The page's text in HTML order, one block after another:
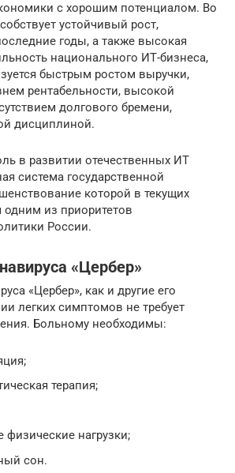
с хорошим потенциалом. Во
устойчивый рост,
годы, а также высокая
национального ИТ-бизнеса,
быстрым ростом выручки,
рентабельности, высокой
долгового бремени,
дисциплиной.
в развитии отечественных ИТ
система государственной
которой в текущих
одним из приоритетов
России.
«Цербер»
«Цербер», как и другие его
легких симптомов не требует
Больному необходимы:
терапия;
физические нагрузки;
сон.